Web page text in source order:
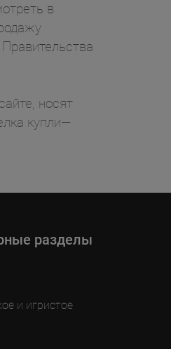
в
носят
купли—
разделы
и игристое